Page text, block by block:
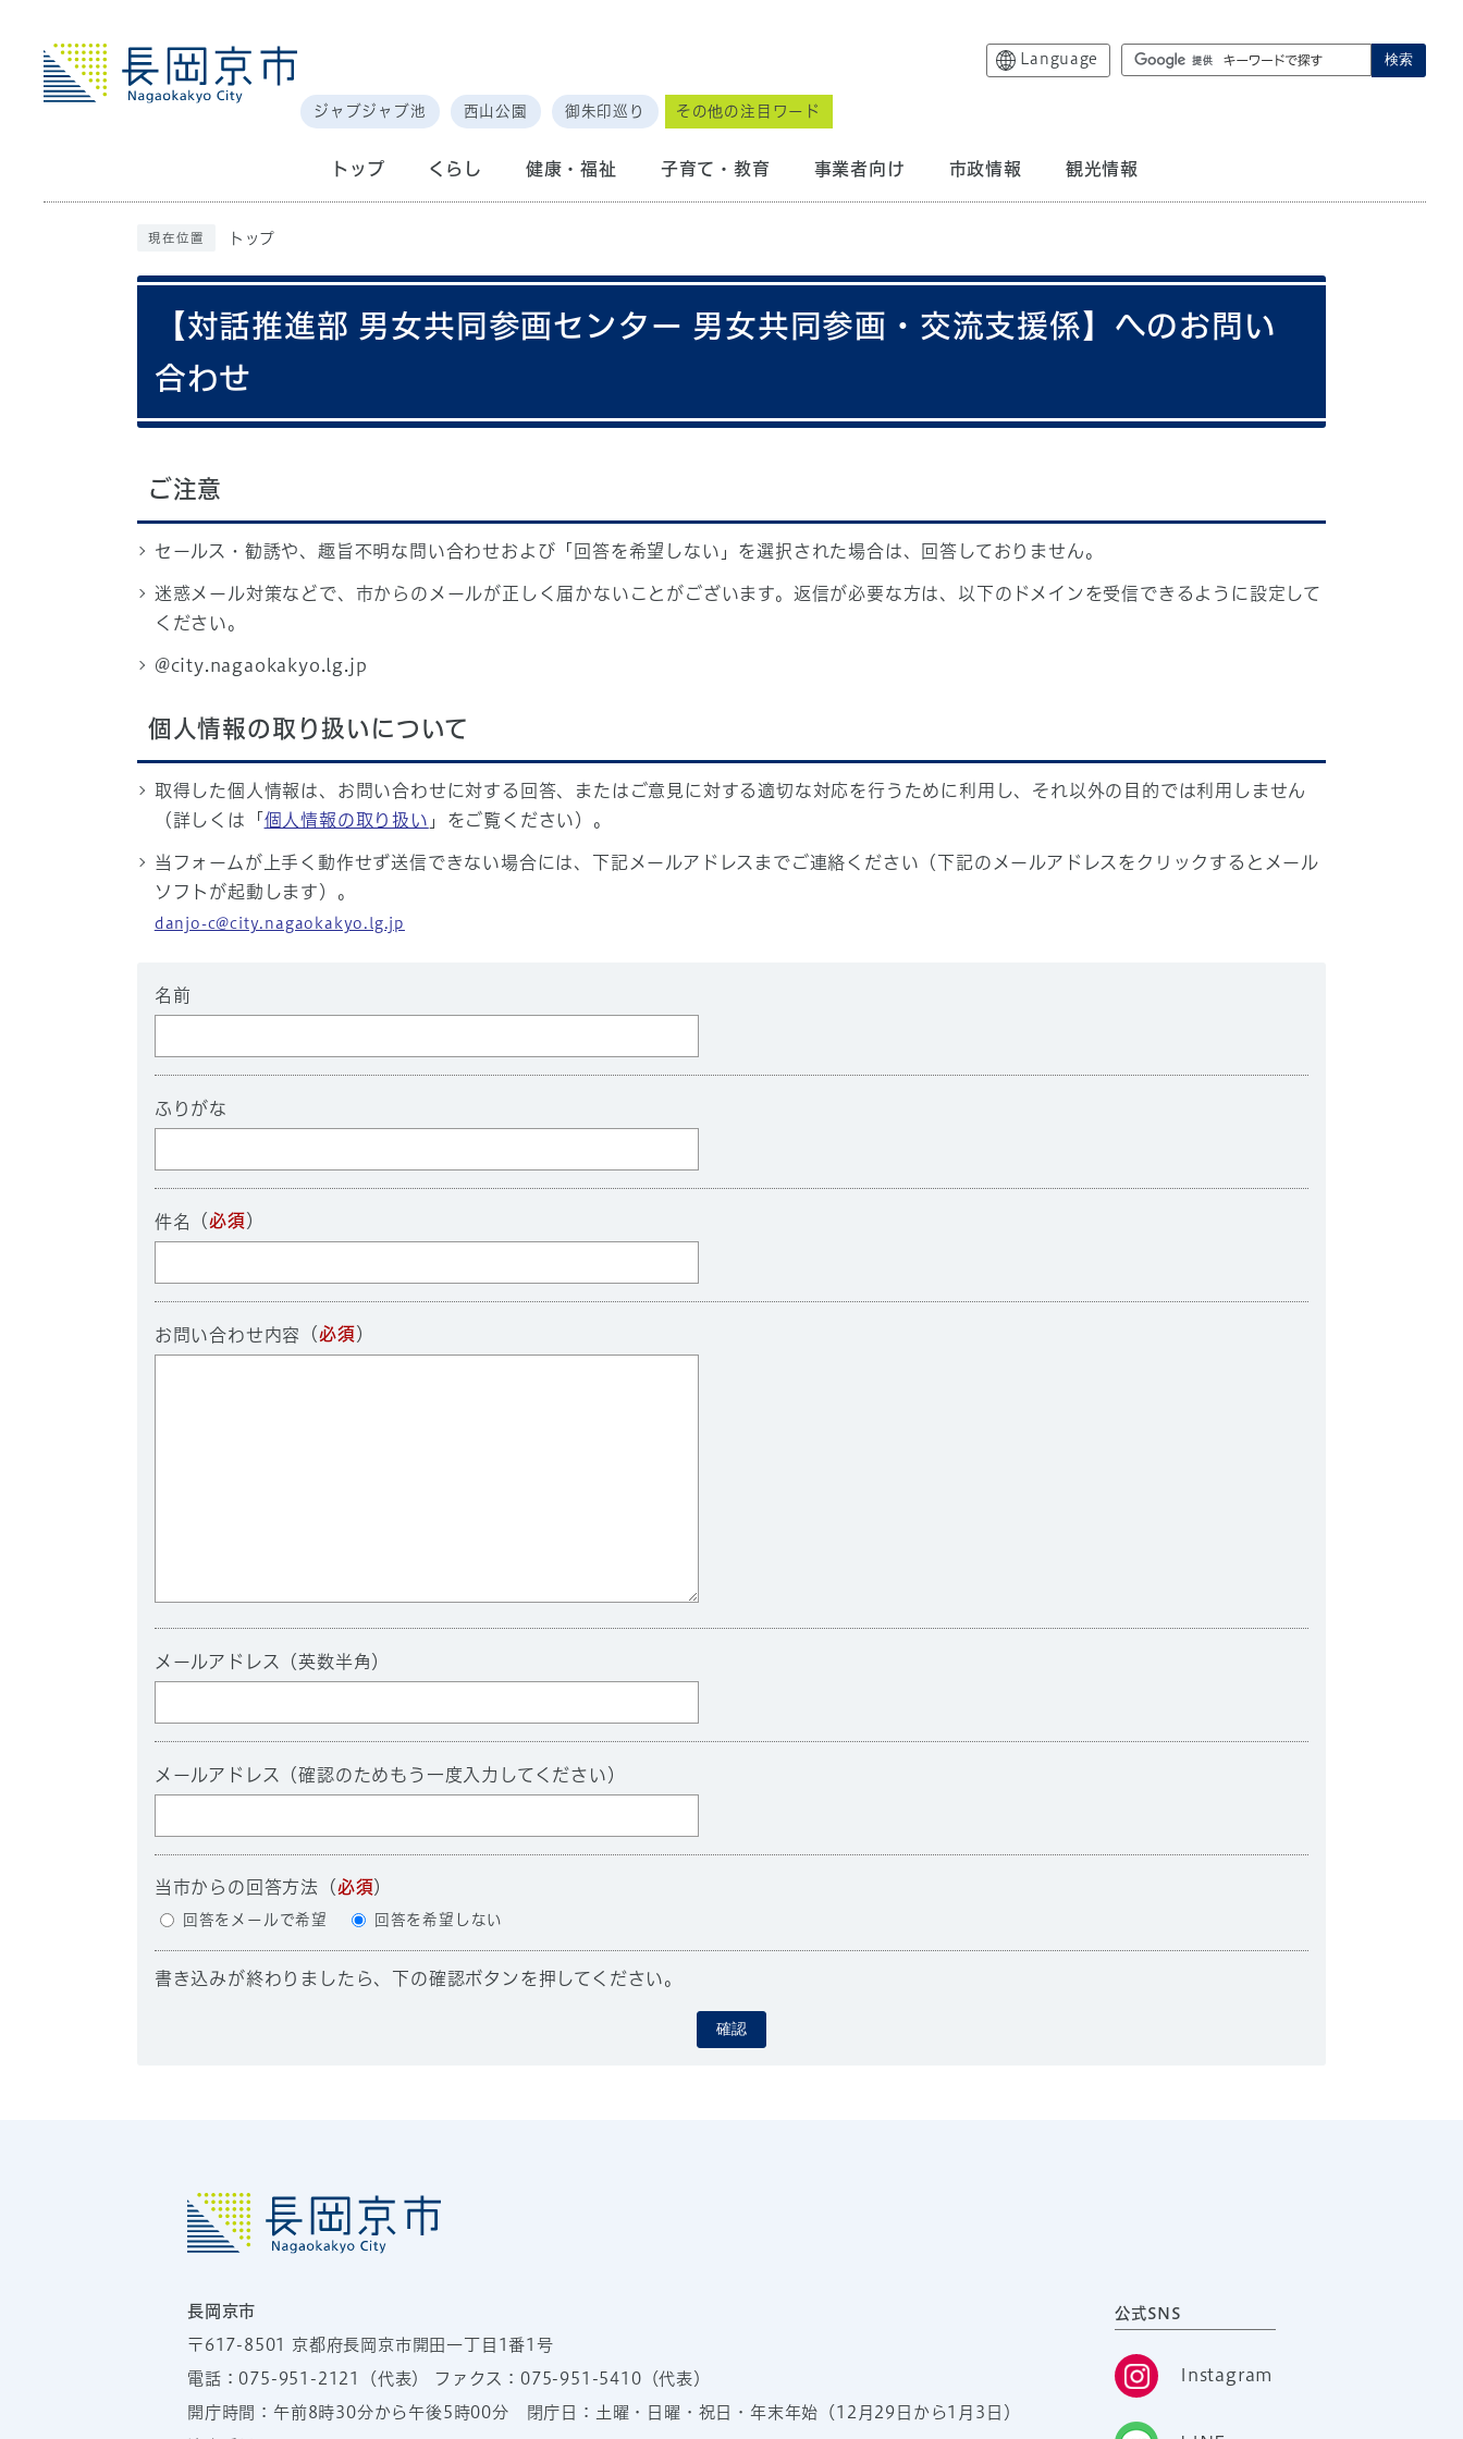
Language 検索
ジャブジャブ池 西山公園 御朱印巡り その他の注目ワード
トップ くらし 健康・福祉 子育て・教育 事業者向け 市政情報 観光情報
現在位置 トップ
【対話推進部 男女共同参画センター 男女共同参画・交流支援係】へのお問い
合わせ
ご注意
セールス・勧誘や、趣旨不明な問い合わせおよび「回答を希望しない」を選択された場合は、回答しておりません。
迷惑メール対策などで、市からのメールが正しく届かないことがございます。返信が必要な方は、以下のドメインを受信できるように設定して
ください。
@city.nagaokakyo.lg.jp
個人情報の取り扱いについて
取得した個人情報は、お問い合わせに対する回答、またはご意見に対する適切な対応を行うために利用し、それ以外の目的では利用しません
（詳しくは「 個人情報の取り扱い 」をご覧ください）。
当フォームが上手く動作せず送信できない場合には、下記メールアドレスまでご連絡ください（下記のメールアドレスをクリックするとメール
ソフトが起動します）。
danjo-c@city.nagaokakyo.lg.jp
名前
ふりがな
件名 （必須 ）
お問い合わせ内容 （必須 ）
メールアドレス（英数半角）
メールアドレス（確認のためもう一度入力してください）
当市からの回答方法 （必須）
回答をメールで希望 回答を希望しない
書き込みが終わりましたら、下の確認ボタンを押してください。
確認
長岡京市
〒617-8501 京都府長岡京市開田一丁目1番1号
電話：075-951-2121 （代表） ファクス：075-951-5410（代表）
開庁時間：午前8時30分から午後5時00分 閉庁日：土曜・日曜・祝日・年末年始（12月29日から1月3日）
公式SNS
Instagram